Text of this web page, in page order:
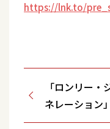
https://lnk.to/
「ロンリー・
ネレーション
ュージックビ